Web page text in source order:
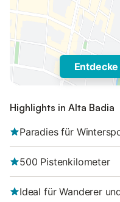
Highlights in Alta Badia
Paradies für
500 Pistenkilometer
Ideal für Wanderer